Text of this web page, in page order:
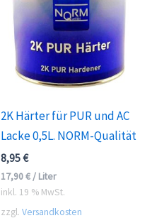
2K Härter für PUR und AC
Lacke 0,5L. NORM-Qualität
8,95€
17,90€ / Liter
inkl. 19 % MwSt.
zzgl. Versandkosten